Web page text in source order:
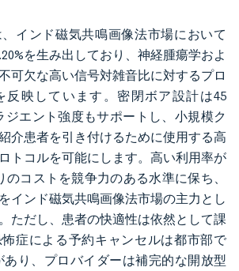
インド磁気共鳴画像法市場において
を生み出しており、神経腫瘍学およ
可欠な高い信号対雑音比に対するプロ
反映しています。密閉ボア設計は45
ジエント強度もサポートし、小規模ク
介患者を引き付けるために使用する高
トコルを可能にします。高い利用率が
のコストを競争力のある水準に保ち、
インド磁気共鳴画像法市場の主力とし
ただし、患者の快適性は依然として課
症による予約キャンセルは都市部で
あり、プロバイダーは補完的な開放型